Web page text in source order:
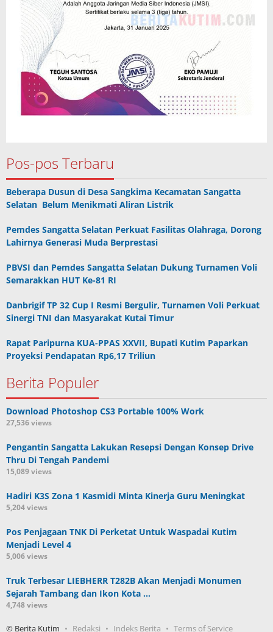
Pos-pos Terbaru
Beberapa Dusun di Desa Sangkima Kecamatan Sangatta
Selatan Belum Menikmati Aliran Listrik
Pemdes Sangatta Selatan Perkuat Fasilitas Olahraga, Dorong
Lahirnya Generasi Muda Berprestasi
PBVSI dan Pemdes Sangatta Selatan Dukung Turnamen Voli
Semarakkan HUT Ke-81 RI
Danbrigif TP 32 Cup I Resmi Bergulir, Turnamen Voli Perkuat
Sinergi TNI dan Masyarakat Kutai Timur
Rapat Paripurna KUA-PPAS XXVII, Bupati Kutim Paparkan
Proyeksi Pendapatan Rp6,17 Triliun
Berita Populer
Download Photoshop CS3 Portable 100% Work
27,536 views
Pengantin Sangatta Lakukan Resepsi Dengan Konsep Drive
Thru Di Tengah Pandemi
15,089 views
Hadiri K3S Zona 1 Kasmidi Minta Kinerja Guru Meningkat
5,204 views
Pos Penjagaan TNK Di Perketat Untuk Waspadai Kutim
Menjadi Level 4
5,006 views
Truk Terbesar LIEBHERR T282B Akan Menjadi Monumen
Sejarah Tambang dan Ikon Kota …
4,748 views
© Berita Kutim Redaksi Indeks Berita Terms of Service